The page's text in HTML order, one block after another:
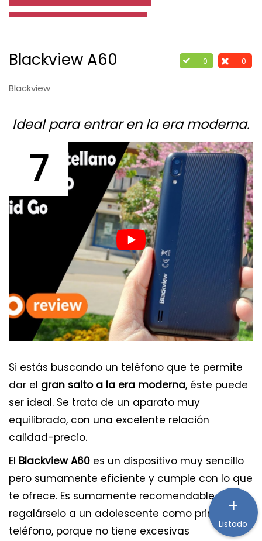
Los 10 mejores teléfonos gama media 0 0
Blackview A60
Blackview
Ideal para entrar en la era moderna.
7
Si estás buscando un teléfono que te permite
dar el gran salto a la era moderna, éste puede
ser ideal. Se trata de un aparato muy
equilibrado, con una excelente relación
calidad-precio.
El Blackview A60 es un dispositivo muy sencillo
pero sumamente eficiente y cumple con lo que
te ofrece. Es sumamente recomendable para
regalárselo a un adolescente como primer
teléfono, porque no tiene excesivas
+
Listado